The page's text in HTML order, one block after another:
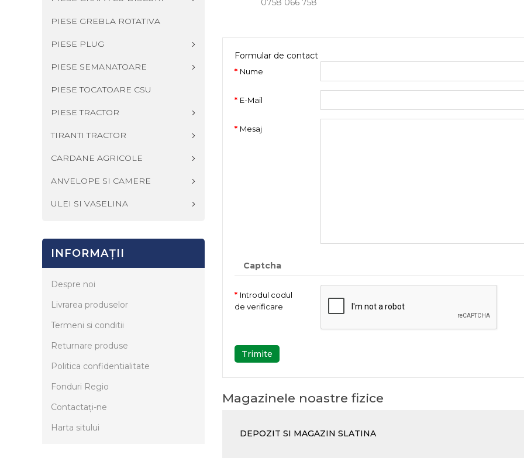
PIESE GREBLA ROTATIVA
PIESE PLUG
PIESE SEMANATOARE
PIESE TOCATOARE CSU
PIESE TRACTOR
TIRANTI TRACTOR
CARDANE AGRICOLE
ANVELOPE SI CAMERE
ULEI SI VASELINA
INFORMAŢII
Despre noi
Livrarea produselor
Termeni si conditii
Returnare produse
Politica confidentialitate
Fonduri Regio
Contactaţi-ne
Harta sitului
0758 066 758
Formular de contact
Nume
E-Mail
Mesaj
Captcha
Introdul codul
de verificare
Magazinele noastre fizice
DEPOZIT SI MAGAZIN SLATINA